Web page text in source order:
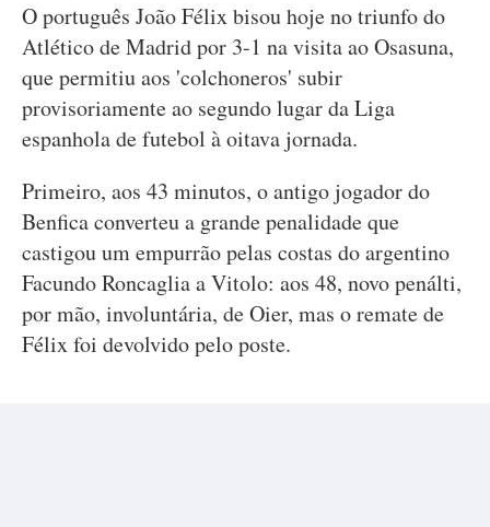
O português João Félix bisou hoje no triunfo do
Atlético de Madrid por 3-1 na visita ao Osasuna,
que permitiu aos 'colchoneros' subir
provisoriamente ao segundo lugar da Liga
espanhola de futebol à oitava jornada.
Primeiro, aos 43 minutos, o antigo jogador do
Benfica converteu a grande penalidade que
castigou um empurrão pelas costas do argentino
Facundo Roncaglia a Vitolo: aos 48, novo penálti,
por mão, involuntária, de Oier, mas o remate de
Félix foi devolvido pelo poste.